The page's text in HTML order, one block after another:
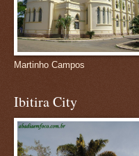
Martinho Campos
Ibitira City